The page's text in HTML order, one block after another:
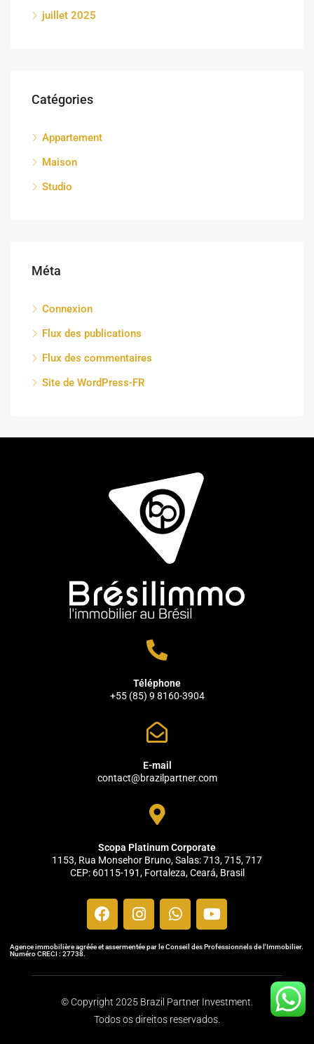
juillet 2025
Catégories
Appartement
Maison
Studio
Méta
Connexion
Flux des publications
Flux des commentaires
Site de WordPress-FR
Téléphone
+55 (85) 9 8160-3904
E-mail
contact@brazilpartner.com
Scopa Platinum Corporate
1153, Rua Monsehor Bruno, Salas: 713, 715, 717
CEP: 60115-191, Fortaleza, Ceará, Brasil
Agence immobilière agréée et assermentée par le Conseil des Professionnels de l'Immobilier.
Numéro CRECI : 27738.
© Copyright 2025 Brazil Partner Investment.
Todos os direitos reservados.